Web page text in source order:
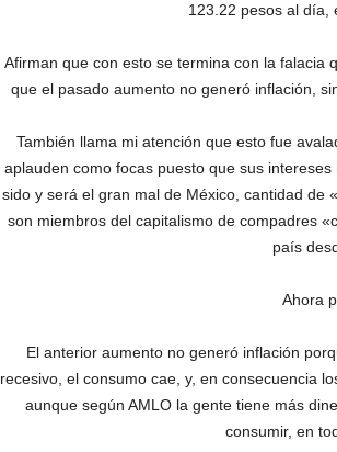
123.22 pesos al día,
Afirman que con esto se termina con la falacia
que el pasado aumento no generó inflación,
También llama mi atención que esto fue
aplauden como focas puesto que sus
sido y será el gran mal de México, cantidad de
son miembros del capitalismo de compadres
país
Ahora
El anterior aumento no generó inflación
recesivo, el consumo cae, y, en consecuencia
aunque según AMLO la gente tiene más
consumir, en